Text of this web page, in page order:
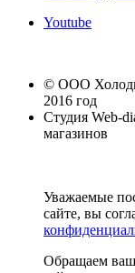
Youtube
© ООО
2016 год
Студия Web-
магазинов
Уважаемые
сайте, вы
Обращаем